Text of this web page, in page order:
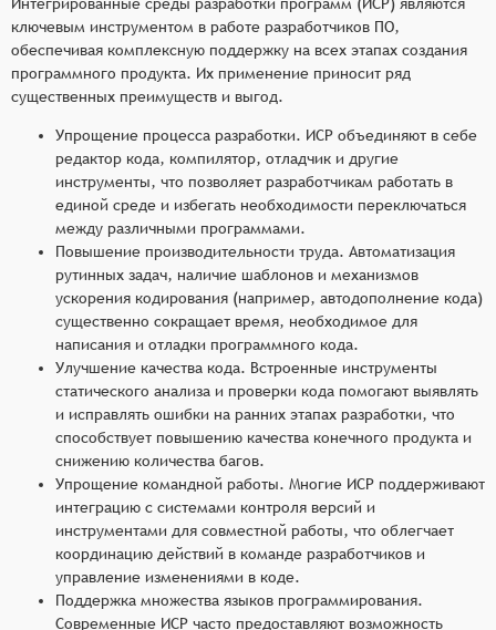
ключевым инструментом в работе разработчиков ПО,
обеспечивая комплексную поддержку на всех этапах создания
программного продукта. Их применение приносит ряд
существенных преимуществ и выгод.
Упрощение процесса разработки. ИСР объединяют в себе
редактор кода, компилятор, отладчик и другие
инструменты, что позволяет разработчикам работать в
единой среде и избегать необходимости переключаться
между различными программами.
Повышение производительности труда. Автоматизация
рутинных задач, наличие шаблонов и механизмов
ускорения кодирования (например, автодополнение кода)
существенно сокращает время, необходимое для
написания и отладки программного кода.
Улучшение качества кода. Встроенные инструменты
статического анализа и проверки кода помогают выявлять
и исправлять ошибки на ранних этапах разработки, что
способствует повышению качества конечного продукта и
снижению количества багов.
Упрощение командной работы. Многие ИСР поддерживают
интеграцию с системами контроля версий и
инструментами для совместной работы, что облегчает
координацию действий в команде разработчиков и
управление изменениями в коде.
Поддержка множества языков программирования.
Современные ИСР часто предоставляют возможность